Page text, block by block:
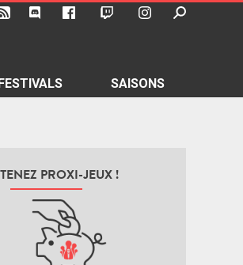
SAISONS
PROXI-JEUX !